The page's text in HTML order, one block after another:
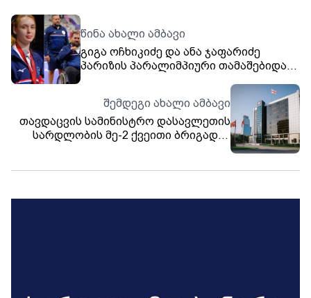
წინა ახალი ამბავი
გიგა ოჩხიკიძე და ანა ჯაფარიძე
პარიზის პარალიმპიური თამაშებიდან
შემდეგი ახალი ამბავი
თავდაცვის სამინისტრო დასავლეთის
სარდლობის მე-2 ქვეითი ბრიგადის